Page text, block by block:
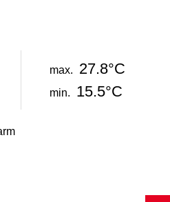
max. 27.8°C
min. 15.5°C